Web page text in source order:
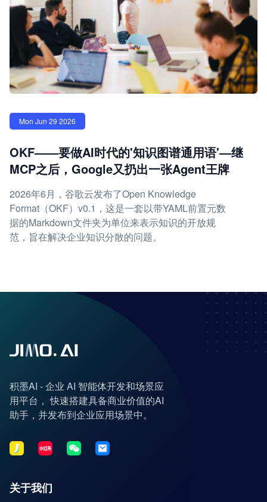
Mon Jun 29 2026
OKF——要做AI时代的'知识图谱通用语'—继
MCP之后，Google又扔出一张Agent王牌
2026年6月，谷歌云发布了Open Knowledge
Format（OKF）v0.1，这是一套以带YAML前置元数
据的Markdown文件夹为单位来表示知识的开放规
范，旨在解决企业知识分散的问题。
积墨AI - 企业 AI 智能体开发和场景应
用平台， 快速搭建具备商业价值的AI
助手，并发布到企业应用场景中。
关于我们